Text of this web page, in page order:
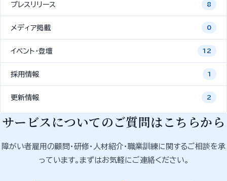
プレスリリース 8
メディア掲載 0
イベント・登壇 12
採用情報 1
更新情報 2
サービスについてのご質問はこちらから
障がい者雇用の顧問・研修・人材紹介・職業訓練に関するご相談を承
っています。まずはお気軽にご連絡ください。